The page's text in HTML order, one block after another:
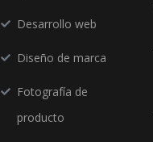
Desarrollo web
Diseño de marca
Fotografía de
producto